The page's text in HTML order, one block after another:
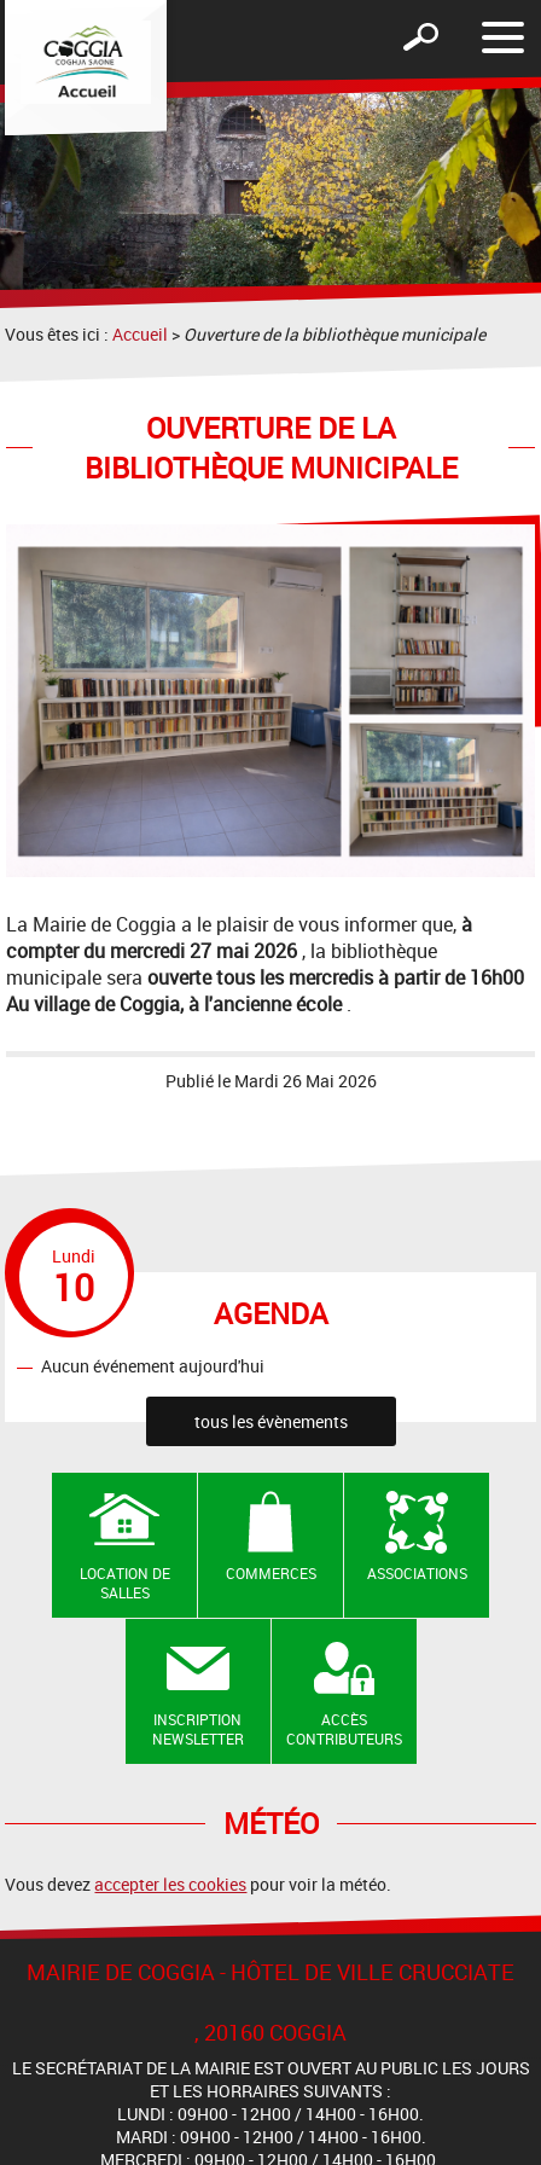
le
Afficher
formulaire
de
recherche
Vous êtes ici :Accueil > Ouverture de la bibliothèque municipale
OUVERTURE DE LA
BIBLIOTHÈQUE MUNICIPALE
La Mairie de Coggia a le plaisir de vous informer que,à
compter du mercredi 27 mai 2026, la bibliothèque
municipale sera ouverte tous les mercredis à partir de 16h00
Au village de Coggia, à l'ancienne école.
Publié le Mardi 26 Mai 2026
AGENDA
Lundi
10
Aucun événement aujourd'hui
tous les évènements
LOCATION DE
SALLES
COMMERCES ASSOCIATIONS
INSCRIPTION
NEWSLETTER
ACCÈS
CONTRIBUTEURS
MÉTÉO
Vous devezaccepter les cookies pour voir la météo.
MAIRIE DE COGGIA - HÔTEL DE VILLE CRUCCIATE
, 20160 COGGIA
LE SECRÉTARIAT DE LA MAIRIE EST OUVERT AU PUBLIC LES JOURS
ET LES HORRAIRES SUIVANTS :
LUNDI : 09H00 - 12H00 / 14H00 - 16H00.
MARDI : 09H00 - 12H00 / 14H00 - 16H00.
MERCREDI : 09H00 - 12H00 / 14H00 - 16H00.